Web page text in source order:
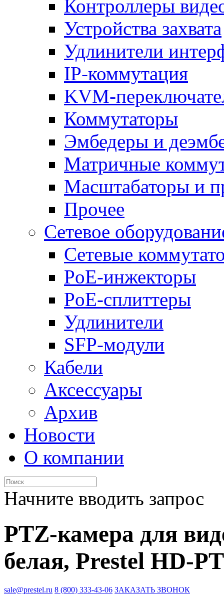
Контроллеры
Устройства захвата
Удлинители
IP-коммутация
KVM-
Коммутаторы
Эмбедеры и
Матричные
Масштабаторы и
Прочее
Сетевое
Сетевые
PoE-инжекторы
PoE-сплиттеры
Удлинители
SFP-модули
Кабели
Аксессуары
Архив
Новости
О компании
Начните вводить запрос
PTZ-камера для
белая, Prestel HD-
sale@prestel.ru 8 (800) 333-43-06 ЗАКАЗАТЬ ЗВОНОК